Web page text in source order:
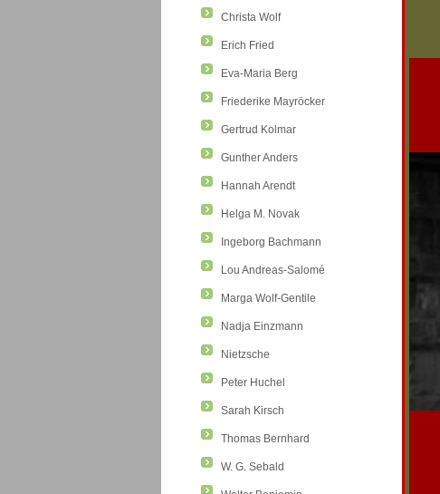
Christa Wolf
Erich Fried
Eva-Maria Berg
Friederike Mayröcker
Gertrud Kolmar
Gunther Anders
Hannah Arendt
Helga M. Novak
Ingeborg Bachmann
Lou Andreas-Salomé
Marga Wolf-Gentile
Nadja Einzmann
Nietzsche
Peter Huchel
Sarah Kirsch
Thomas Bernhard
W. G. Sebald